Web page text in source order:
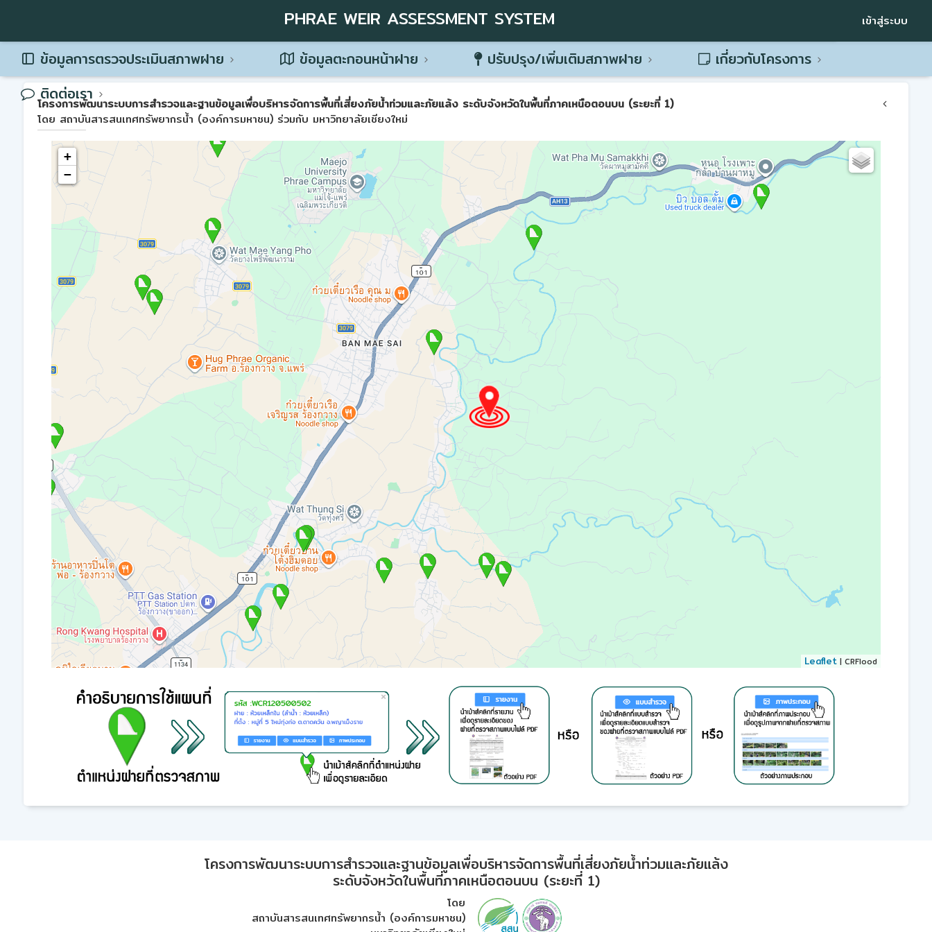
PHRAE WEIR ASSESSMENT SYSTEM เข้าสู่ระบบ
ข้อมูลการตรวจประเมินสภาพฝาย ข้อมูลตะกอนหน้าฝาย ปรับปรุง/เพิ่มเติมสภาพฝาย
เกี่ยวกับโครงการ
ติดต่อเรา
โครงการพัฒนาระบบการสำรวจและฐานข้อมูลเพื่อบริหารจัดการพื้นที่เสี่ยงภัยน้ำท่วมและภัยแล้ง ระดับจังหวัดในพื้นที่ภาคเหนือตอนบน (ระยะที่ 1)
โดย สถาบันสารสนเทศทรัพยากรน้ำ (องค์การมหาชน) ร่วมกับ มหาวิทยาลัยเชียงใหม่
+
−
Leaflet | CRFlood
โครงการพัฒนาระบบการสำรวจและฐานข้อมูลเพื่อบริหารจัดการพื้นที่เสี่ยงภัยน้ำท่วมและภัยแล้ง
ระดับจังหวัดในพื้นที่ภาคเหนือตอนบน (ระยะที่ 1)
โดย
สถาบันสารสนเทศทรัพยากรน้ำ (องค์การมหาชน)